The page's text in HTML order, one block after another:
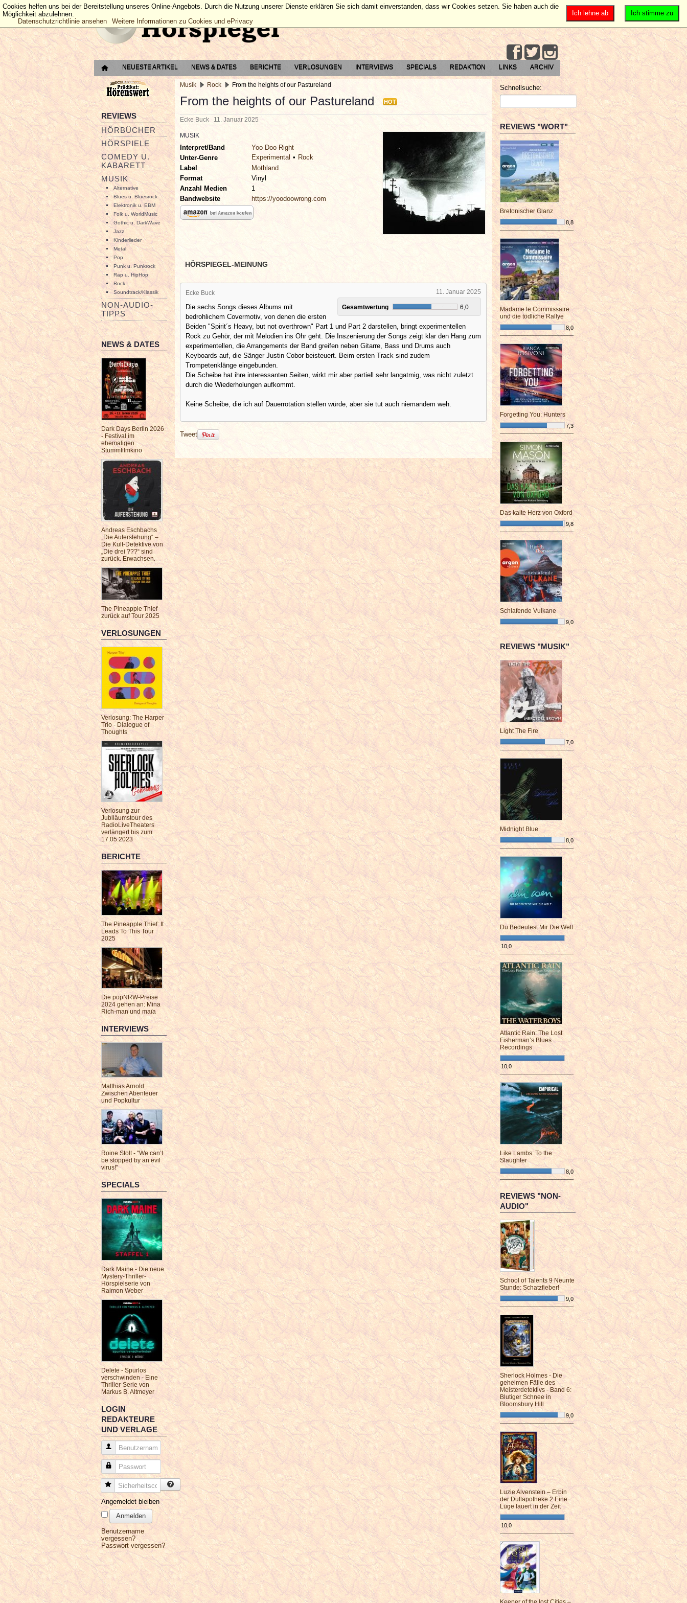
NEUESTE ARTIKEL NEWS & DATES BERICHTE VERLOSUNGEN INTERVIEWS SPECIALS REDAKTION LINKS ARCHIV
REVIEWS
HÖRBÜCHER
HÖRSPIELE
COMEDY U.
KABARETT
MUSIK
Alternative
Blues u. Bluesrock
Elektronik u. EBM
Folk u. WorldMusic
Gothic u. DarkWave
Jazz
Kinderlieder
Metal
Pop
Punk u. Punkrock
Rap u. HipHop
Rock
Soundtrack/Klassik
NON-AUDIO-
TIPPS
NEWS & DATES
Dark Days Berlin 2026
- Festival im
ehemaligen
Stummfilmkino
Andreas Eschbachs
„Die Auferstehung“ –
Die Kult-Detektive von
„Die drei ???“ sind
zurück. Erwachsen.
The Pineapple Thief
zurück auf Tour 2025
VERLOSUNGEN
Verlosung: The Harper
Trio - Dialogue of
Thoughts
Verlosung zur
Jubiläumstour des
RadioLiveTheaters
verlängert bis zum
17.05.2023
BERICHTE
The Pineapple Thief: It
Leads To This Tour
2025
Die popNRW-Preise
2024 gehen an: Mina
Rich-man und maïa
INTERVIEWS
Matthias Arnold:
Zwischen Abenteuer
und Popkultur
Roine Stolt - "We can’t
be stopped by an evil
virus!"
SPECIALS
Dark Maine - Die neue
Mystery-Thriller-
Hörspielserie von
Raimon Weber
Delete - Spurlos
verschwinden - Eine
Thriller-Serie von
Markus B. Altmeyer
LOGIN
REDAKTEURE
UND VERLAGE
Benutzername
Passwort
Sicherheitscode
Angemeldet bleiben
Anmelden
Benutzername
vergessen?
Passwort vergessen?
Musik Rock From the heights of our Pastureland
From the heights of our Pastureland HOT
Ecke Buck 11. Januar 2025
MUSIK
Interpret/Band
Yoo Doo Right
Unter-Genre
Experimental
Rock
Label
Mothland
Format
Vinyl
Anzahl Medien
1
Bandwebsite
https://yoodoowrong.com
HÖRSPIEGEL-MEINUNG
11. Januar 2025
Ecke Buck
Gesamtwertung 6,0
Die sechs Songs dieses Albums mit
bedrohlichem Covermotiv, von denen die ersten
Beiden "Spirit´s Heavy, but not overthrown" Part 1 und Part 2 darstellen, bringt experimentellen
Rock zu Gehör, der mit Melodien ins Ohr geht. Die Inszenierung der Songs zeigt klar den Hang zum
experimentellen, die Arrangements der Band greifen neben Gitarre, Bass und Drums auch
Keyboards auf, die Sänger Justin Cobor beisteuert. Beim ersten Track sind zudem
Trompetenklänge eingebunden.
Die Scheibe hat ihre interessanten Seiten, wirkt mir aber partiell sehr langatmig, was nicht zuletzt
durch die Wiederholungen aufkommt.
Keine Scheibe, die ich auf Dauerrotation stellen würde, aber sie tut auch niemandem weh.
Tweet
Schnellsuche:
REVIEWS "WORT"
Bretonischer Glanz
8,8
¯¯¯¯¯¯¯¯¯¯¯¯¯¯¯¯¯¯¯¯¯¯¯¯
Madame le Commissaire
und die tödliche Rallye
8,0
¯¯¯¯¯¯¯¯¯¯¯¯¯¯¯¯¯¯¯¯¯¯¯¯
Forgetting You: Hunters
7,3
¯¯¯¯¯¯¯¯¯¯¯¯¯¯¯¯¯¯¯¯¯¯¯¯
Das kalte Herz von Oxford
9,8
¯¯¯¯¯¯¯¯¯¯¯¯¯¯¯¯¯¯¯¯¯¯¯¯
Schlafende Vulkane
9,0
¯¯¯¯¯¯¯¯¯¯¯¯¯¯¯¯¯¯¯¯¯¯¯¯
REVIEWS "MUSIK"
Light The Fire
7,0
¯¯¯¯¯¯¯¯¯¯¯¯¯¯¯¯¯¯¯¯¯¯¯¯
Midnight Blue
8,0
¯¯¯¯¯¯¯¯¯¯¯¯¯¯¯¯¯¯¯¯¯¯¯¯
Du Bedeutest Mir Die Welt
10,0
¯¯¯¯¯¯¯¯¯¯¯¯¯¯¯¯¯¯¯¯¯¯¯¯
Atlantic Rain: The Lost
Fisherman’s Blues
Recordings
10,0
¯¯¯¯¯¯¯¯¯¯¯¯¯¯¯¯¯¯¯¯¯¯¯¯
Like Lambs: To the
Slaughter
8,0
¯¯¯¯¯¯¯¯¯¯¯¯¯¯¯¯¯¯¯¯¯¯¯¯
REVIEWS "NON-
AUDIO"
School of Talents 9 Neunte
Stunde: Schatzfieber!
9,0
¯¯¯¯¯¯¯¯¯¯¯¯¯¯¯¯¯¯¯¯¯¯¯¯
Sherlock Holmes - Die
geheimen Fälle des
Meisterdetektivs - Band 6:
Blutiger Schnee in
Bloomsbury Hill
9,0
¯¯¯¯¯¯¯¯¯¯¯¯¯¯¯¯¯¯¯¯¯¯¯¯
Luzie Alvenstein – Erbin
der Duftapotheke 2 Eine
Lüge lauert in der Zeit
10,0
¯¯¯¯¯¯¯¯¯¯¯¯¯¯¯¯¯¯¯¯¯¯¯¯
Ich stimme zu
Ich lehne ab
Cookies helfen uns bei der Bereitstellung unseres Online-Angebots. Durch die Nutzung unserer Dienste erklären Sie sich damit einverstanden, dass wir Cookies setzen. Sie haben auch die
Möglichkeit abzulehnen.
Datenschutzrichtlinie ansehen
Weitere Informationen zu Cookies und ePrivacy